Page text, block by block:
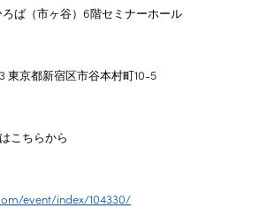
ろば（市ヶ谷）6階セミナーホール
都新宿区市谷本村町10-5
こちらから
event/index/104330/